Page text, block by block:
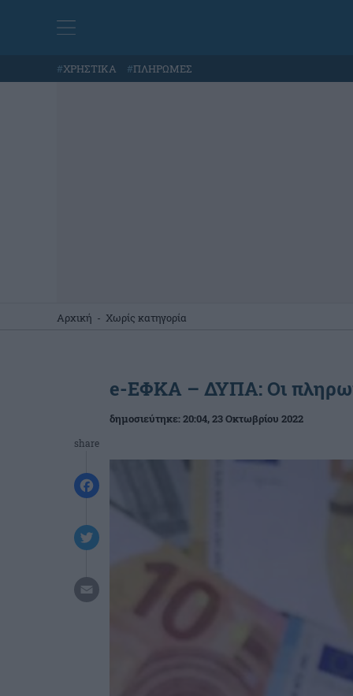
#ΧΡΗΣΤΙΚΑ #ΠΛΗΡΩΜΕΣ
Αρχική - Χωρίς κατηγορία
share
e-ΕΦΚΑ – ΔΥΠΑ: Οι
δημοσιεύτηκε:20:04, 23 Οκτωβρίου 2022